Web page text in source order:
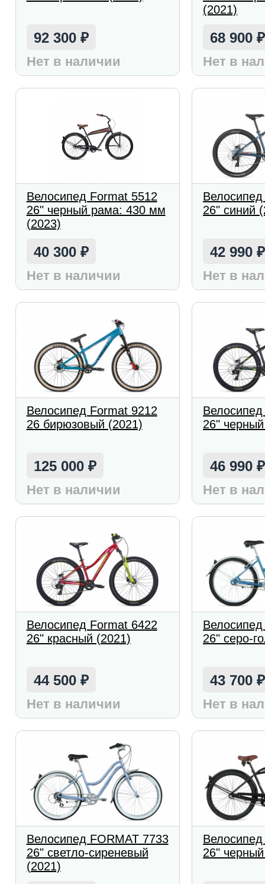
92 300 ₽
Нет в наличии
(2021)
68 900₽
Нет в
Велосипед Format 5512
26" черный рама: 430 мм
(2023)
40 300 ₽
Нет в наличии
26" синий
42 990₽
Нет в
Велосипед Format 9212
26 бирюзовый (2021)
125 000 ₽
Нет в наличии
26"
46 990₽
Нет в
Велосипед Format 6422
26" красный (2021)
44 500 ₽
Нет в наличии
26" серо-
43 700₽
Нет в
Велосипед FORMAT 7733
26" светло-сиреневый
(2021)
26"